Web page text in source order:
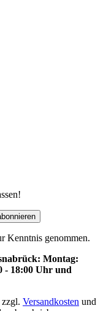
Kenntnis genommen.
Montag:
- 18:00 Uhr und
Versandkosten und